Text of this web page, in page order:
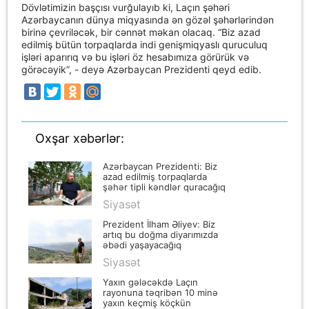
Dövlətimizin başçısı vurğulayıb ki, Laçın şəhəri
Azərbaycanın dünya miqyasında ən gözəl şəhərlərindən
birinə çevriləcək, bir cənnət məkan olacaq. “Biz azad
edilmiş bütün torpaqlarda indi genişmiqyaslı quruculuq
işləri aparırıq və bu işləri öz hesabımıza görürük və
görəcəyik”, - deyə Azərbaycan Prezidenti qeyd edib.
Oxşar xəbərlər:
Azərbaycan Prezidenti: Biz
azad edilmiş torpaqlarda
şəhər tipli kəndlər quracağıq
Siyasət
Prezident İlham Əliyev: Biz
artıq bu doğma diyarımızda
əbədi yaşayacağıq
Siyasət
Yaxın gələcəkdə Laçın
rayonuna təqribən 10 minə
yaxın keçmiş köçkün